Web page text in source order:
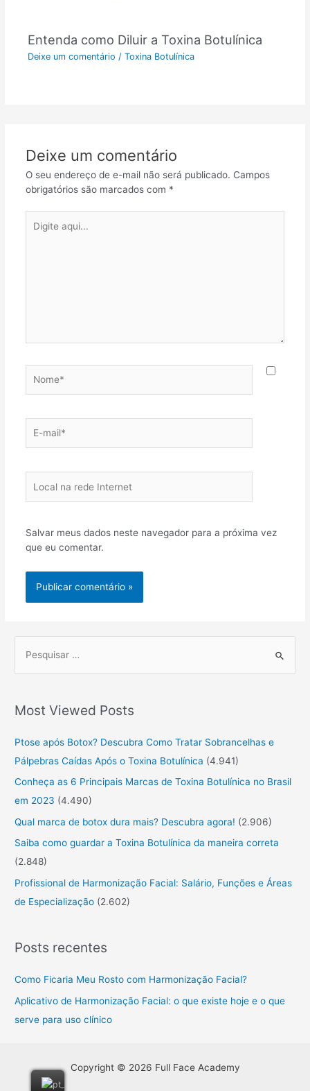
Entenda como Diluir a Toxina Botulínica
Deixe um comentário /Toxina Botulínica
Deixe um comentário
O seu endereço de e-mail não será publicado. Campos
obrigatórios são marcados com *
aqui...
mail*
na
Salvar meus dados neste navegador para a próxima vez
que eu comentar.
r
c
r
:
Most Viewed Posts
Ptose após Botox? Descubra Como Tratar Sobrancelhas e
Pálpebras Caídas Após o Toxina Botulínica (4.941)
Conheça as 6 Principais Marcas de Toxina Botulínica no Brasil
em 2023 (4.490)
Qual marca de botox dura mais? Descubra agora! (2.906)
Saiba como guardar a Toxina Botulínica da maneira correta
(2.848)
Profissional de Harmonização Facial: Salário, Funções e Áreas
de Especialização (2.602)
Posts recentes
Como Ficaria Meu Rosto com Harmonização Facial?
Aplicativo de Harmonização Facial: o que existe hoje e o que
serve para uso clínico
Copyright © 2026 Full Face Academy